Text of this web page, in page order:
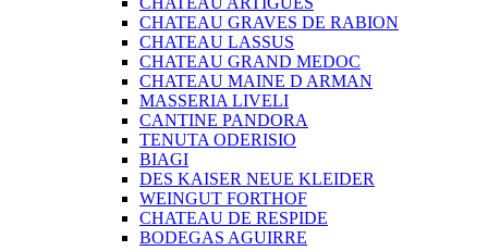
CHATEAU GRAVES DE RABION
CHATEAU LASSUS
CHATEAU GRAND MEDOC
CHATEAU MAINE D ARMAN
MASSERIA LIVELI
CANTINE PANDORA
TENUTA ODERISIO
BIAGI
DES KAISER NEUE KLEIDER
WEINGUT FORTHOF
CHATEAU DE RESPIDE
BODEGAS AGUIRRE